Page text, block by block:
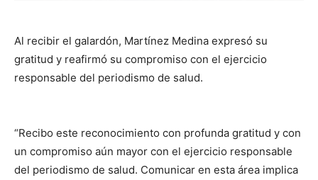
Al recibir el galardón, Martínez Medina expresó su
gratitud y reafirmó su compromiso con el ejercicio
responsable del periodismo de salud.
“Recibo este reconocimiento con profunda gratitud y con
un compromiso aún mayor con el ejercicio responsable
del periodismo de salud. Comunicar en esta área implica